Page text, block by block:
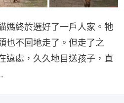
媽終於選好了一戶人家。牠
也不回地走了。但走了之
遠處，久久地目送孩子，直